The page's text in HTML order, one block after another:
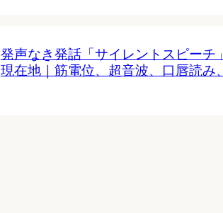
発声なき発話「サイレントスピーチ
現在地｜筋電位、超音波、口唇読み